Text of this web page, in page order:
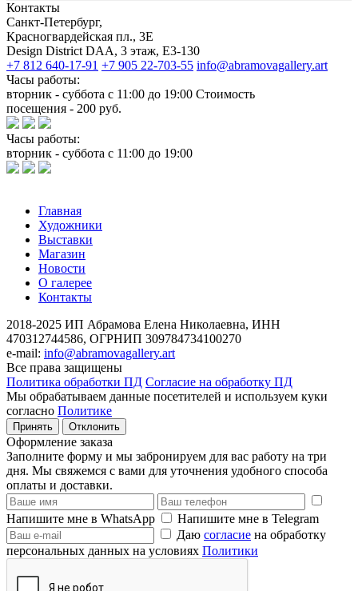
Контакты
Санкт-Петербург,
Красногвардейская пл., 3E
Design District DAA, 3 этаж, Е3-130
+7 812 640-17-91 +7 905 22-703-55 info@abramovagallery.art
Часы работы:
вторник - суббота с 11:00 до 19:00 Стоимость
посещения - 200 руб.
Часы работы:
вторник - суббота с 11:00 до 19:00
Главная
Художники
Выставки
Магазин
Новости
О галерее
Контакты
2018-2025 ИП Абрамова Елена Николаевна, ИНН
470312744586, ОГРНИП 309784734100270
e-mail: info@abramovagallery.art
Все права защищены
Политика обработки ПД Согласие на обработку ПД
Мы обрабатываем данные посетителей и используем куки
согласно Политике
Принять Отклонить
Оформление заказа
Заполните форму и мы забронируем для вас работу на три
дня. Мы свяжемся с вами для уточнения удобного способа
оплаты и доставки.
Напишите мне в WhatsApp
Напишите мне в Telegram
Даю согласие на обработку
персональных данных на условиях Политики